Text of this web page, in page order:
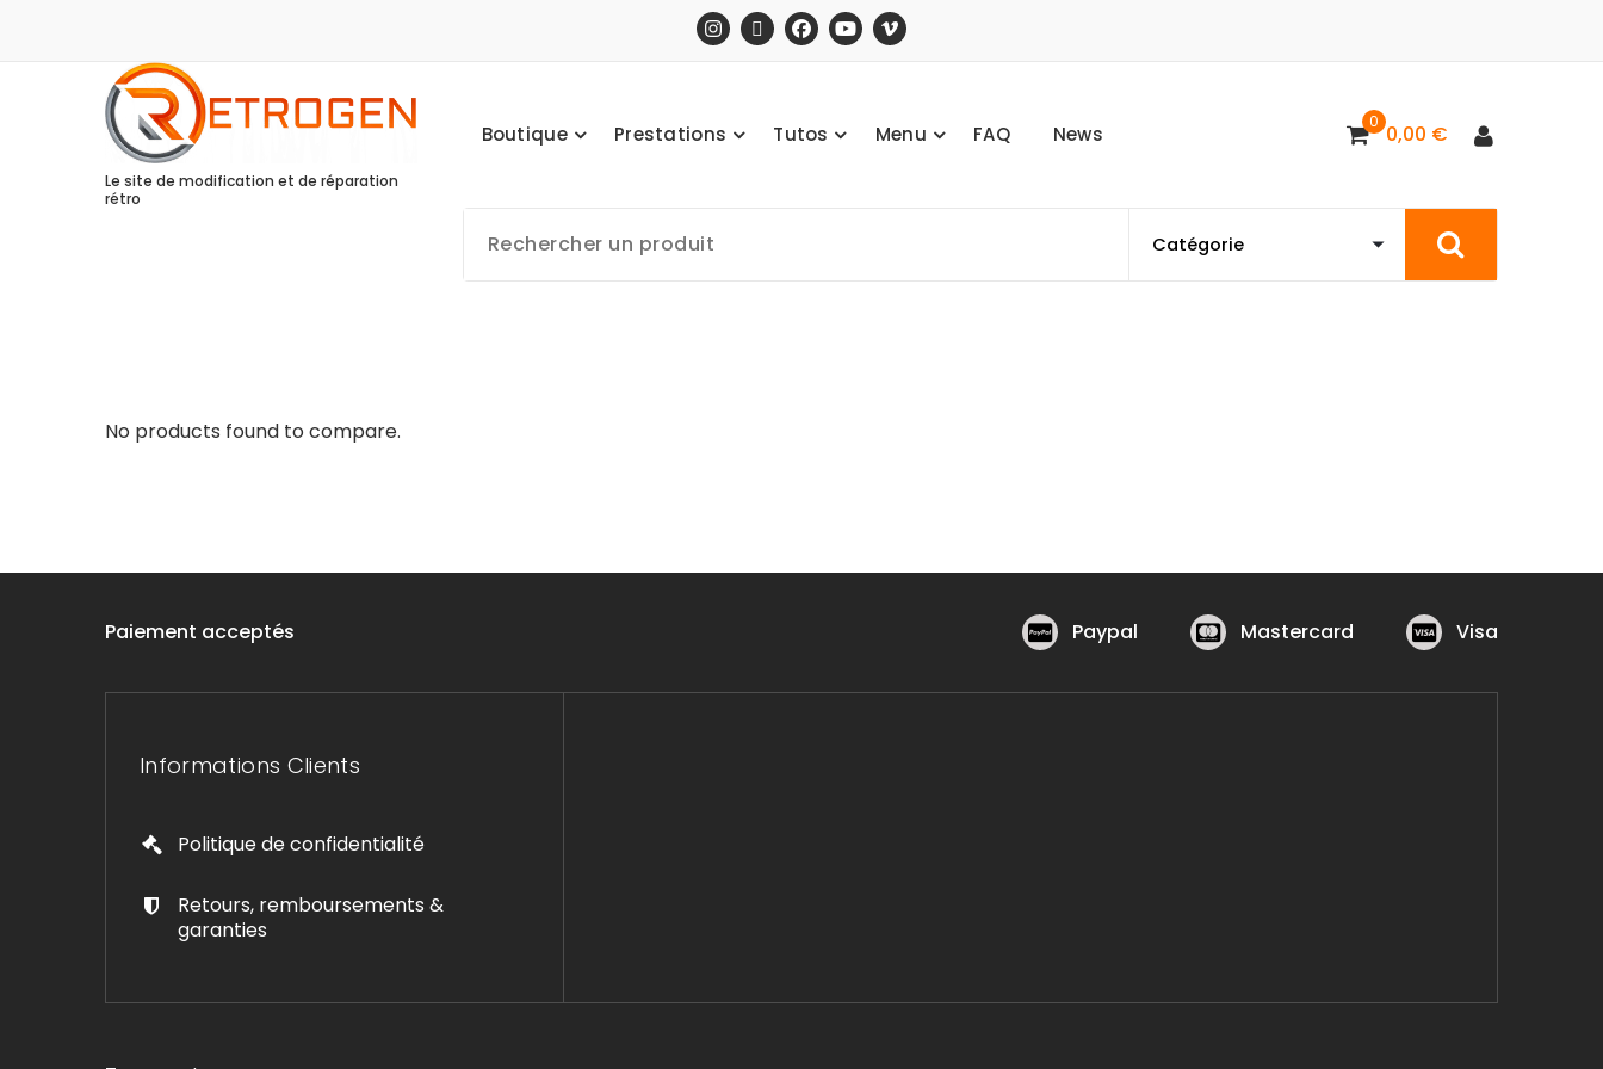
Le site de modification et de réparation
rétro
Boutique Prestations Tutos Menu FAQ News 0 0,00 €
No products found to compare.
Paiement acceptés Paypal Mastercard Visa
Informations Clients
Politique de confidentialité
Retours, remboursements &
garanties